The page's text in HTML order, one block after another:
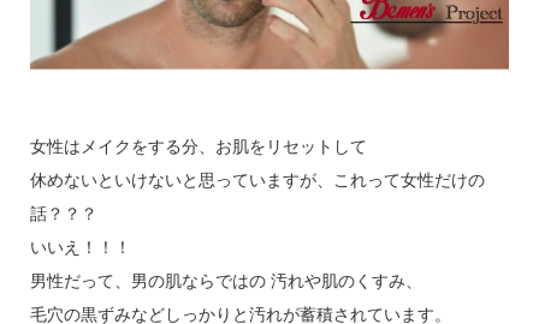
女性はメイクをする分、お肌をリセットして
休めないといけないと思っていますが、これって女性だけの
話？？？
いいえ！！！
男性だって、男の肌ならではの 汚れや肌のくすみ、
毛穴の黒ずみなどしっかりと汚れが蓄積されています。